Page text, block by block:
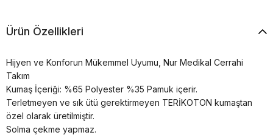
Ürün Özellikleri
Hijyen ve Konforun Mükemmel Uyumu, Nur Medikal Cerrahi
Takım
Kumaş İçeriği: %65 Polyester %35 Pamuk içerir.
Terletmeyen ve sık ütü gerektirmeyen TERİKOTON kumaştan
özel olarak üretilmiştir.
Solma çekme yapmaz.